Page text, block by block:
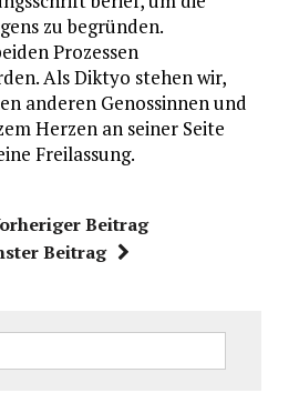
zu begründen.
Prozessen
Als Diktyo stehen wir,
anderen Genossinnen und
Herzen an seiner Seite
Freilassung.
Beitrag
Beitrag